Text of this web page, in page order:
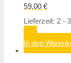
59,00 €
Lieferzeit: 2 -
In den